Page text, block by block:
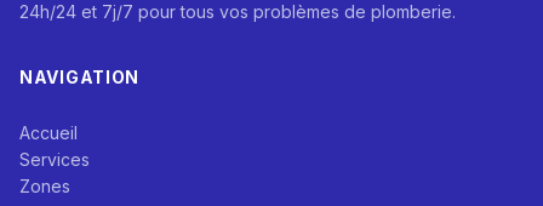
24h/24 et 7j/7 pour tous vos problèmes de plomberie.
NAVIGATION
Accueil
Services
Zones